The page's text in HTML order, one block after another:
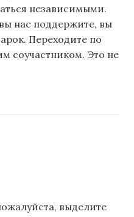
независимыми.
нас поддержите, вы
Переходите по
соучастником. Это не
выделите